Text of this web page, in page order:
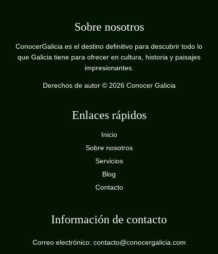
Sobre nosotros
ConocerGalicia es el destino definitivo para descubrir todo lo
que Galicia tiene para ofrecer en cultura, historia y paisajes
impresionantes.
Derechos de autor © 2026 Conocer Galicia
Enlaces rápidos
Inicio
Sobre nosotros
Servicios
Blog
Contacto
Información de contacto
Correo electrónico: contacto@conocergalicia.com